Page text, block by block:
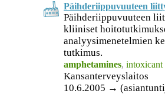
Päihderiippuvuuteen
Päihderiippuvuuteen
kliiniset
analyysimenetelmien
tutkimus.
amphetamines, intoxicant
Kansanterveyslaitos
10.6.2005 →